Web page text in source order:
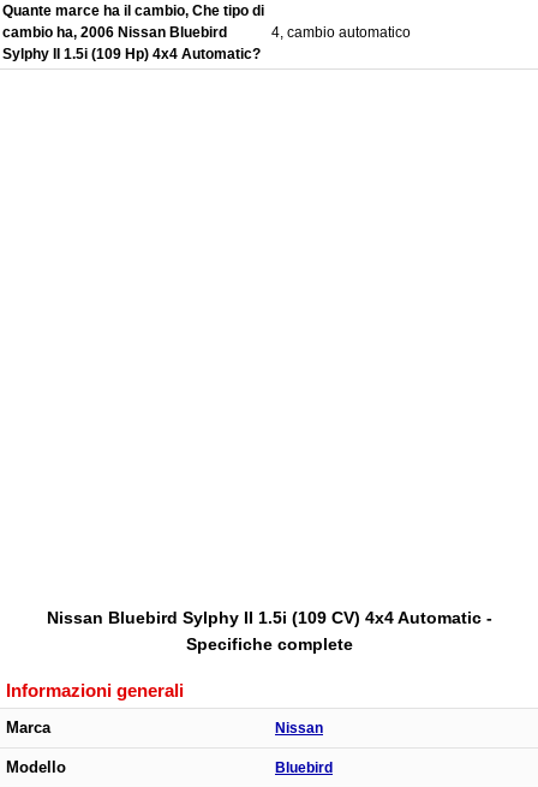
Quante marce ha il cambio, Che tipo di
cambio ha, 2006 Nissan Bluebird
Sylphy II 1.5i (109 Hp) 4x4 Automatic?
4, cambio automatico
Nissan Bluebird Sylphy II 1.5i (109 CV) 4x4 Automatic -
Specifiche complete
Informazioni generali
Marca Nissan
Modello Bluebird